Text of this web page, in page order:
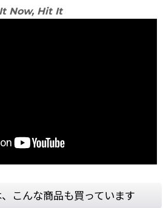
Now, Hit It
こんな商品も買っています